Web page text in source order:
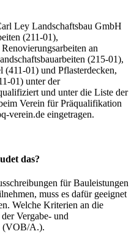
Ley Landschaftsbau GmbH
(211-01),
an
(215-01),
(411-01) und Pflasterdecken,
01) unter der
und unter die Liste der
Verein für Präqualifikation
verein.de eingetragen.
das?
für Bauleistungen
muss es dafür geeignet
Welche Kriterien an die
Vergabe- und
(VOB/A.).